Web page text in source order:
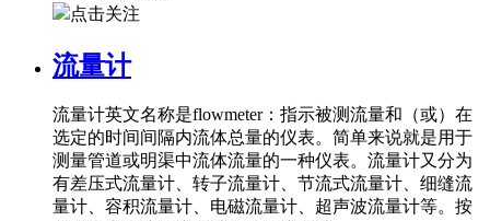
点击关注
流量计
流量计英文名称是flowmeter：指示被测流量和（或）在
选定的时间间隔内流体总量的仪表。简单来说就是用于
测量管道或明渠中流体流量的一种仪表。流量计又分为
有差压式流量计、转子流量计、节流式流量计、细缝流
量计、容积流量计、电磁流量计、超声波流量计等。按